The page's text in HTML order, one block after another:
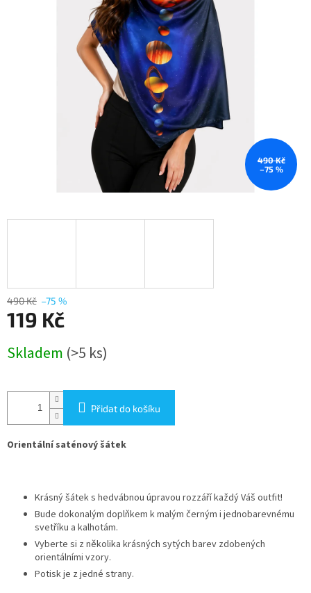
490 Kč
–75 %
490 Kč –75 %
119 Kč
cena:
Skladem (>5 ks)
Přidat do košíku
Orientální saténový šátek
Krásný šátek s hedvábnou úpravou rozzáří každý Váš outfit!
Bude dokonalým doplňkem k malým černým i jednobarevnému
svetříku a kalhotám.
Vyberte si z několika krásných sytých barev zdobených
orientálními vzory.
Potisk je z jedné strany.